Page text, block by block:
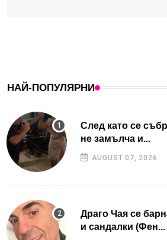
НАЙ-ПОПУЛЯРНИ
След като се
не замълча и...
AUGUST 07, 2026
Драго Чая се
и сандалки (Фен...